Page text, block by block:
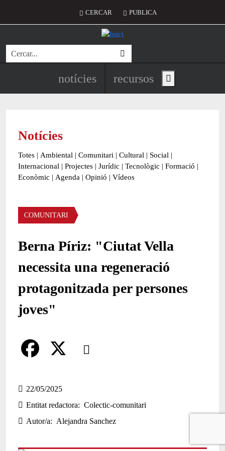
Menú del compte d'usuari
CERCAR PUBLICA
Cerca
Navegació principal de
notícies recursos Show main menu
Notícies
Totes | Ambiental | Comunitari | Cultural | Social |
Internacional | Projectes | Jurídic | Tecnològic | Formació |
Econòmic | Agenda | Opinió | Vídeos
Àmbit de la notícia
COMUNITARI
Berna Píriz: "Ciutat Vella
necessita una regeneració
protagonitzada per persones
joves"
Comparteix
a
c
e
22/05/2025
Entitat redactora
Colectic-comunitari
Autor/a
Alejandra Sanchez